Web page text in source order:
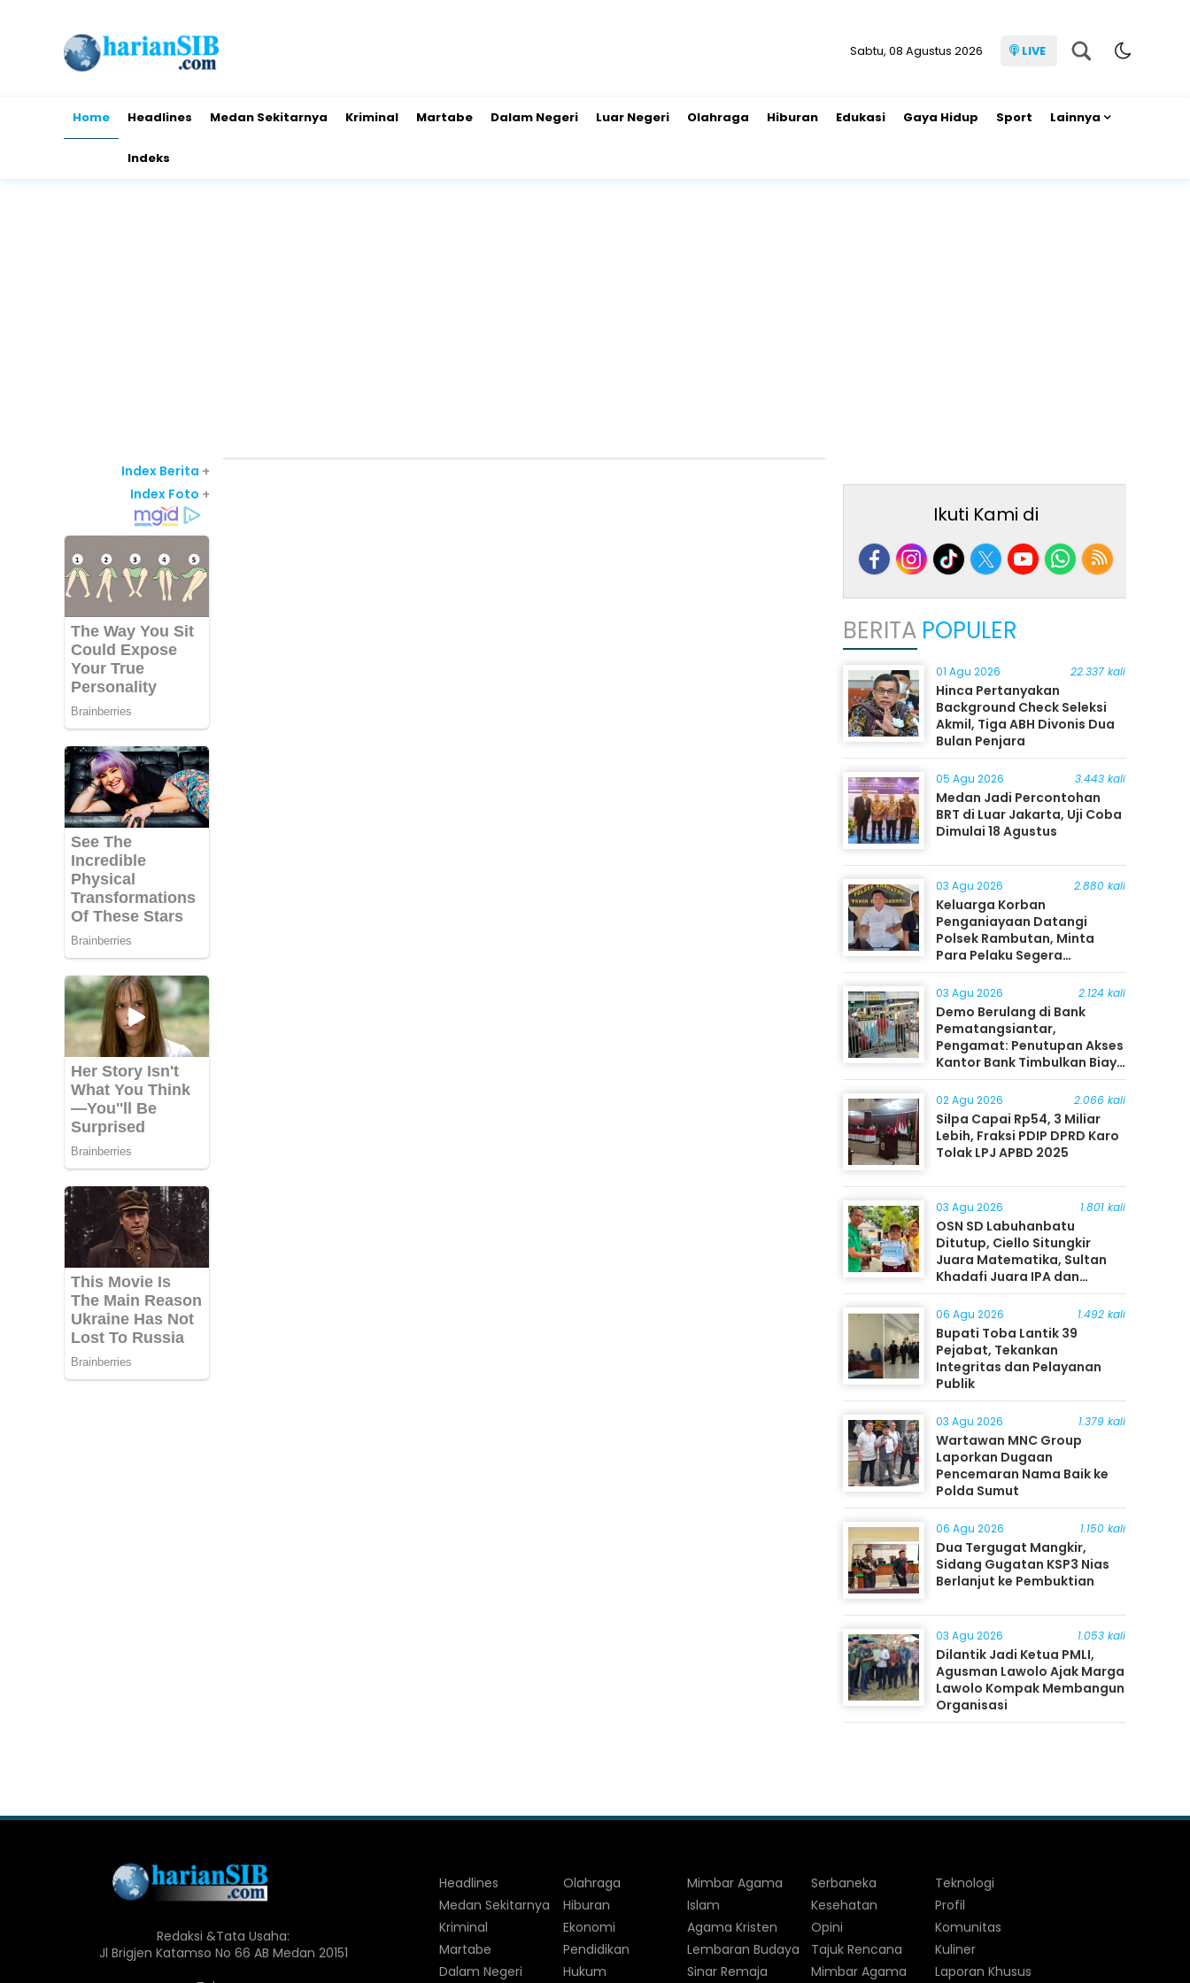
Sabtu, 08 Agustus 2026 LIVE
Home Headlines Medan Sekitarnya Kriminal Martabe Dalam Negeri Luar Negeri Olahraga Hiburan Edukasi Gaya Hidup Sport Lainnya
Indeks
Index Berita +
Index Foto +
Ikuti Kami di
BERITA POPULER
01 Agu 2026 22.337 kali
Hinca Pertanyakan
Background Check Seleksi
Akmil, Tiga ABH Divonis Dua
Bulan Penjara
05 Agu 2026 3.443 kali
Medan Jadi Percontohan
BRT di Luar Jakarta, Uji Coba
Dimulai 18 Agustus
03 Agu 2026 2.880 kali
Keluarga Korban
Penganiayaan Datangi
Polsek Rambutan, Minta
Para Pelaku Segera
Ditangkap
03 Agu 2026 2.124 kali
Demo Berulang di Bank
Pematangsiantar,
Pengamat: Penutupan Akses
Kantor Bank Timbulkan Biaya
Ekonomi bagi Masyarakat
02 Agu 2026 2.066 kali
Silpa Capai Rp54, 3 Miliar
Lebih, Fraksi PDIP DPRD Karo
Tolak LPJ APBD 2025
03 Agu 2026 1.801 kali
OSN SD Labuhanbatu
Ditutup, Ciello Situngkir
Juara Matematika, Sultan
Khadafi Juara IPA dan
Timothy Rangkuti Juara IPS
06 Agu 2026 1.492 kali
Bupati Toba Lantik 39
Pejabat, Tekankan
Integritas dan Pelayanan
Publik
03 Agu 2026 1.379 kali
Wartawan MNC Group
Laporkan Dugaan
Pencemaran Nama Baik ke
Polda Sumut
06 Agu 2026 1.150 kali
Dua Tergugat Mangkir,
Sidang Gugatan KSP3 Nias
Berlanjut ke Pembuktian
03 Agu 2026 1.053 kali
Dilantik Jadi Ketua PMLI,
Agusman Lawolo Ajak Marga
Lawolo Kompak Membangun
Organisasi
Redaksi &Tata Usaha:
Jl Brigjen Katamso No 66 AB Medan 20151
Headlines
Medan Sekitarnya
Kriminal
Martabe
Dalam Negeri
Olahraga
Hiburan
Ekonomi
Pendidikan
Hukum
Mimbar Agama
Islam
Agama Kristen
Lembaran Budaya
Sinar Remaja
Serbaneka
Kesehatan
Opini
Tajuk Rencana
Mimbar Agama
Teknologi
Profil
Komunitas
Kuliner
Laporan Khusus